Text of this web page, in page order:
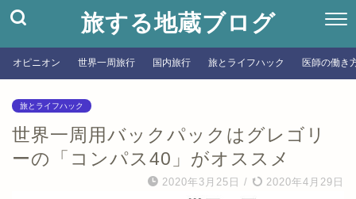
旅する地蔵ブログ
オピニオン 世界一周旅行 国内旅行 旅とライフハック 医師の働き
旅とライフハック
世界一周用バックパックはグレゴリ
ーの「コンパス40」がオススメ
2020年3月25日 / 2020年4月29日